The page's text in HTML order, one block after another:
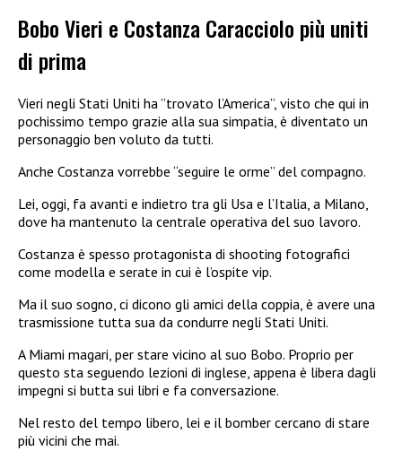
Bobo Vieri e Costanza Caracciolo più uniti
di prima
Vieri negli Stati Uniti ha ”trovato l’America”, visto che qui in
pochissimo tempo grazie alla sua simpatia, è diventato un
personaggio ben voluto da tutti.
Anche Costanza vorrebbe “seguire le orme” del compagno.
Lei, oggi, fa avanti e indietro tra gli Usa e l’Italia, a Milano,
dove ha mantenuto la centrale operativa del suo lavoro.
Costanza è spesso protagonista di shooting fotografici
come modella e serate in cui è l’ospite vip.
Ma il suo sogno, ci dicono gli amici della coppia, è avere una
trasmissione tutta sua da condurre negli Stati Uniti.
A Miami magari, per stare vicino al suo Bobo. Proprio per
questo sta seguendo lezioni di inglese, appena è libera dagli
impegni si butta sui libri e fa conversazione.
Nel resto del tempo libero, lei e il bomber cercano di stare
più vicini che mai.